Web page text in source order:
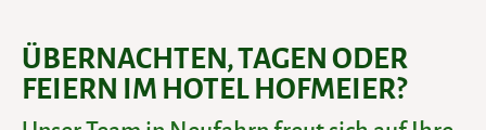
ÜBERNACHTEN, TAGEN ODER
FEIERN IM HOTEL HOFMEIER?